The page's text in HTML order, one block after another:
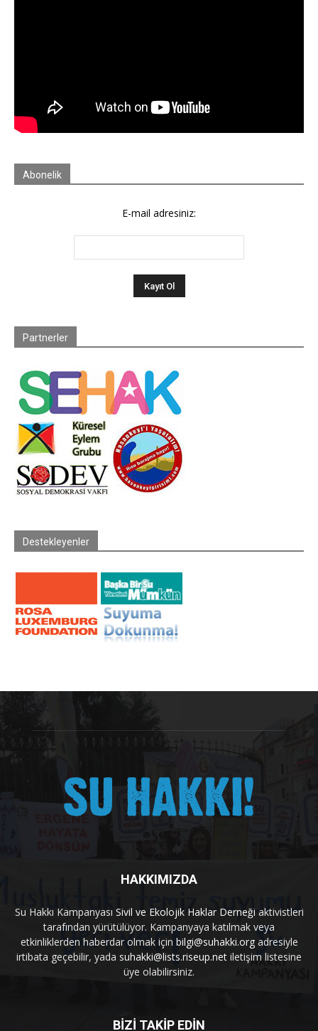
Abonelik
E-mail adresiniz:
Partnerler
Destekleyenler
HAKKIMIZDA
Su Hakkı Kampanyası Sivil ve Ekolojik Haklar Derneği aktivistleri
tarafından yürütülüyor. Kampanyaya katılmak veya
etkinliklerden haberdar olmak için bilgi@suhakki.orgadresiyle
irtibata geçebilir, yada suhakki@lists.riseup.net iletişim listesine
üye olabilirsiniz.
BİZİ TAKİP EDİN